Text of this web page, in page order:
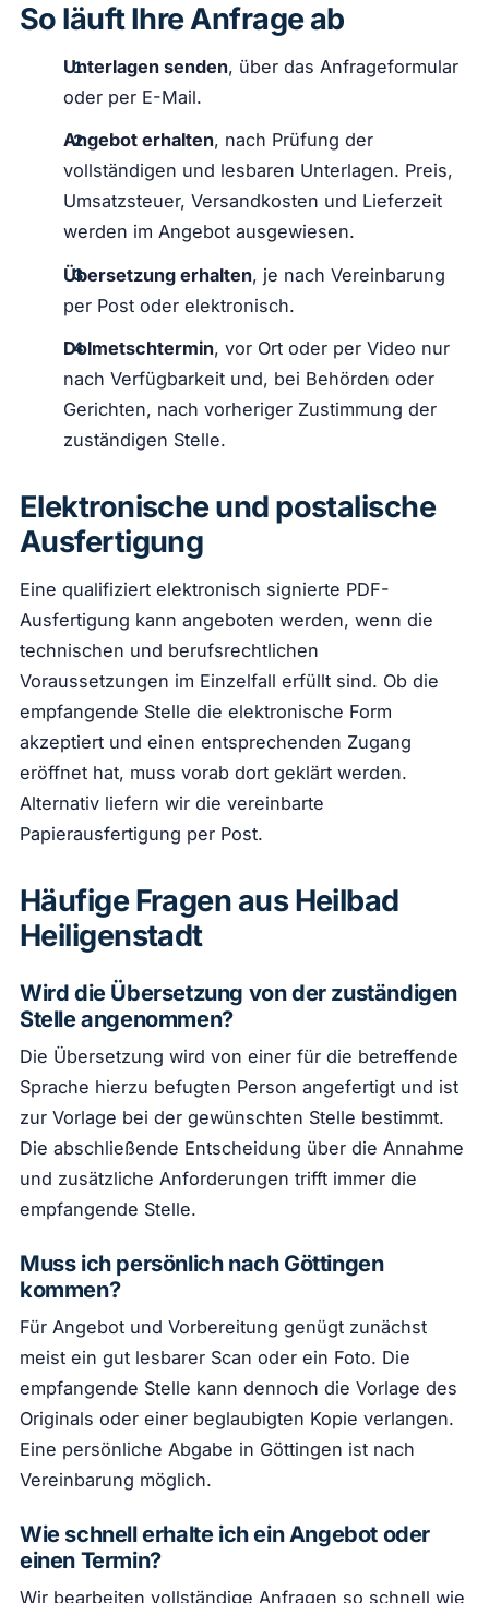
So läuft Ihre Anfrage ab
Unterlagen senden, über das Anfrageformular
oder per E-Mail.
Angebot erhalten, nach Prüfung der
vollständigen und lesbaren Unterlagen. Preis,
Umsatzsteuer, Versandkosten und Lieferzeit
werden im Angebot ausgewiesen.
Übersetzung erhalten, je nach Vereinbarung
per Post oder elektronisch.
Dolmetschtermin, vor Ort oder per Video nur
nach Verfügbarkeit und, bei Behörden oder
Gerichten, nach vorheriger Zustimmung der
zuständigen Stelle.
Elektronische und postalische
Ausfertigung
Eine qualifiziert elektronisch signierte PDF-
Ausfertigung kann angeboten werden, wenn die
technischen und berufsrechtlichen
Voraussetzungen im Einzelfall erfüllt sind. Ob die
empfangende Stelle die elektronische Form
akzeptiert und einen entsprechenden Zugang
eröffnet hat, muss vorab dort geklärt werden.
Alternativ liefern wir die vereinbarte
Papierausfertigung per Post.
Häufige Fragen aus Heilbad
Heiligenstadt
Wird die Übersetzung von der zuständigen
Stelle angenommen?
Die Übersetzung wird von einer für die betreffende
Sprache hierzu befugten Person angefertigt und ist
zur Vorlage bei der gewünschten Stelle bestimmt.
Die abschließende Entscheidung über die Annahme
und zusätzliche Anforderungen trifft immer die
empfangende Stelle.
Muss ich persönlich nach Göttingen
kommen?
Für Angebot und Vorbereitung genügt zunächst
meist ein gut lesbarer Scan oder ein Foto. Die
empfangende Stelle kann dennoch die Vorlage des
Originals oder einer beglaubigten Kopie verlangen.
Eine persönliche Abgabe in Göttingen ist nach
Vereinbarung möglich.
Wie schnell erhalte ich ein Angebot oder
einen Termin?
Wir bearbeiten vollständige Anfragen so schnell wie